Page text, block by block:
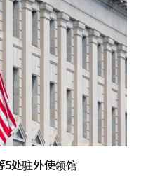
5处驻外使领馆